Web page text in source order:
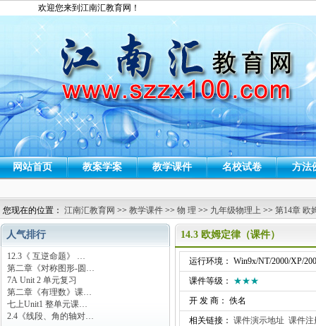
欢迎您来到江南汇教育网！
网站首页 教案学案 教学课件 名校试卷 方法
您现在的位置： 江南汇教育网 >> 教学课件 >> 物 理 >> 九年级物理上 >> 第14章 欧
人气排行
12.3《 互逆命题》 …
第二章《对称图形-圆…
7A Unit 2 单元复习
第二章《有理数》课…
七上Unit1 整单元课…
2.4《线段、角的轴对…
14.3 欧姆定律（课件）
运行环境： Win9x/NT/2000/XP/
课件等级： ★★★
开 发 商： 佚名
相关链接： 课件演示地址 课件注